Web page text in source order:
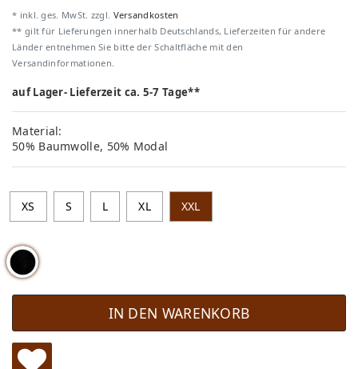
* inkl. ges. MwSt. zzgl. Versandkosten
** gilt für Lieferungen innerhalb Deutschlands, Lieferzeiten für andere
Länder entnehmen Sie bitte der Schaltfläche mit den
Versandinformationen.
auf Lager- Lieferzeit ca. 5-7 Tage**
Material:
50% Baumwolle, 50% Modal
XS S L XL XXL
IN DEN WARENKORB